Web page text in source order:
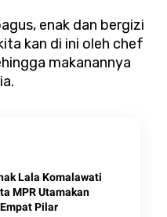
enak dan bergizi
kan di ini oleh chef
makanannya
Lala Komalawati
MPR Utamakan
Pilar